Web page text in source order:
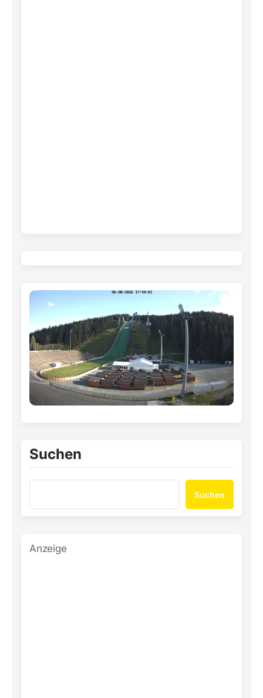
Suchen
Suchen
Anzeige